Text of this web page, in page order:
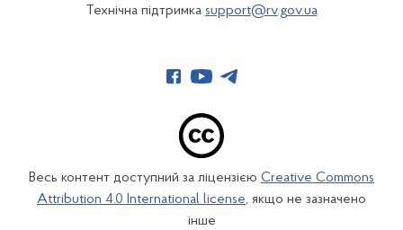
Технічна підтримка support@rv.gov.ua
Весь контент доступний за ліцензією Creative Commons
Attribution 4.0 International license, якщо не зазначено
інше